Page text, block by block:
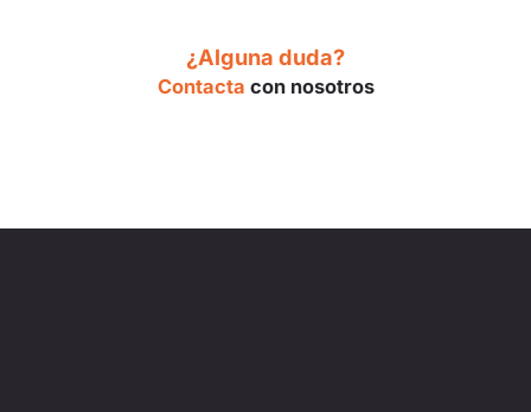
¿Alguna duda?
Contacta con nosotros